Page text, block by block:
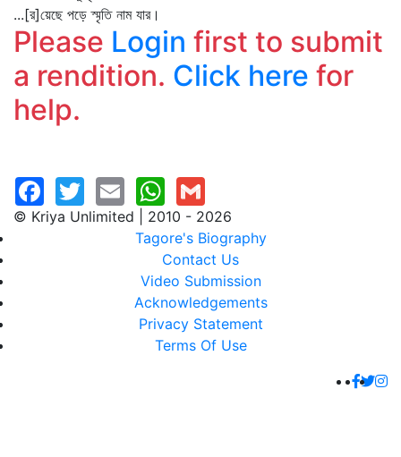
...[র]য়েছে পড়ে স্মৃতি নাম যার।
Please Login first to submit
a rendition. Click here for
help.
© Kriya Unlimited | 2010 - 2026
Tagore's Biography
Contact Us
Video Submission
Acknowledgements
Privacy Statement
Terms Of Use